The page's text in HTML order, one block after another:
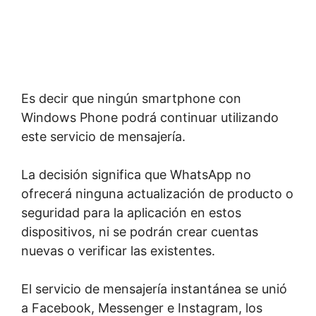
Es decir que ningún smartphone con
Windows Phone podrá continuar utilizando
este servicio de mensajería.
La decisión significa que WhatsApp no
ofrecerá ninguna actualización de producto o
seguridad para la aplicación en estos
dispositivos, ni se podrán crear cuentas
nuevas o verificar las existentes.
El servicio de mensajería instantánea se unió
a Facebook, Messenger e Instagram, los